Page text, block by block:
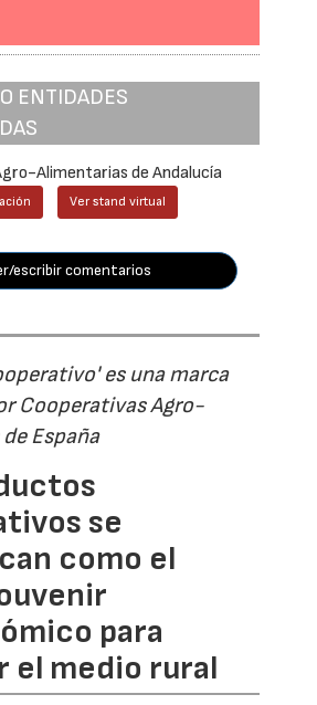
ENTIDADES
Alimentarias de Andalucía
Ver stand virtual
escribir comentarios
es una marca
Cooperativas Agro-
España
se
como el
para
el medio rural